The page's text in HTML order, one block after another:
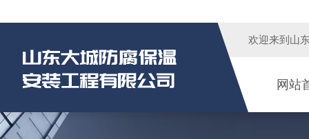
欢迎来到 山
网站